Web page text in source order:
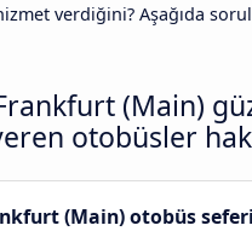
verdiğini? Aşağıda
(Main)
otobüsler
(Main) otobüs